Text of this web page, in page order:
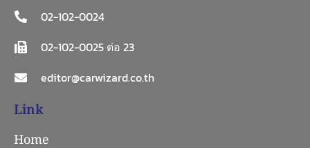
02-102-0024
02-102-0025 ต่อ 23
editor@carwizard.co.th
Link
Home